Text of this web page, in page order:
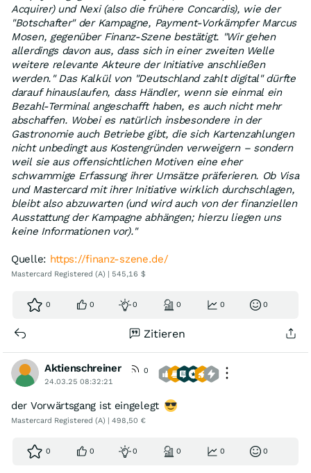
Acquirer) und Nexi (also die frühere Concardis), wie der
"Botschafter" der Kampagne, Payment-Vorkämpfer Marcus
Mosen, gegenüber Finanz-Szene bestätigt. "Wir gehen
allerdings davon aus, dass sich in einer zweiten Welle
weitere relevante Akteure der Initiative anschließen
werden." Das Kalkül von "Deutschland zahlt digital" dürfte
darauf hinauslaufen, dass Händler, wenn sie einmal ein
Bezahl-Terminal angeschafft haben, es auch nicht mehr
abschaffen. Wobei es natürlich insbesondere in der
Gastronomie auch Betriebe gibt, die sich Kartenzahlungen
nicht unbedingt aus Kostengründen verweigern – sondern
weil sie aus offensichtlichen Motiven eine eher
schwammige Erfassung ihrer Umsätze präferieren. Ob Visa
und Mastercard mit ihrer Initiative wirklich durchschlagen,
bleibt also abzuwarten (und wird auch von der finanziellen
Ausstattung der Kampagne abhängen; hierzu liegen uns
keine Informationen vor)."
Quelle: https://finanz-szene.de/
Mastercard Registered (A) | 545,16 $
0 0 0 0 0 0
Zitieren
Aktienschreiner
0
24.03.25 08:32:21
der Vorwärtsgang ist eingelegt
Mastercard Registered (A) | 498,50 €
0 0 0 0 0 0